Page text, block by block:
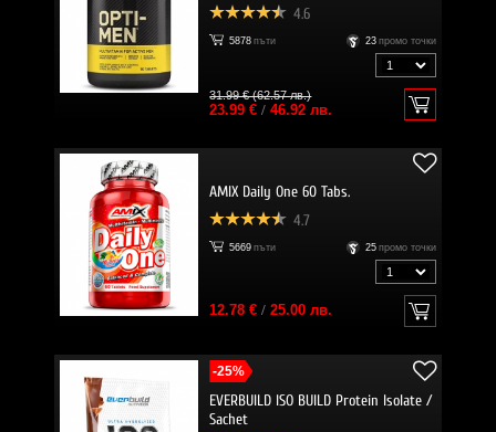
4.6
5878 пъти 23 промо точки
31.99 € (62.57 лв.)
23.99 €/ 46.92 лв.
AMIX Daily One 60 Tabs.
4.7
5669 пъти 25 промо точки
12.78 €/ 25.00 лв.
-25%
EVERBUILD ISO BUILD Protein Isolate /
Sachet